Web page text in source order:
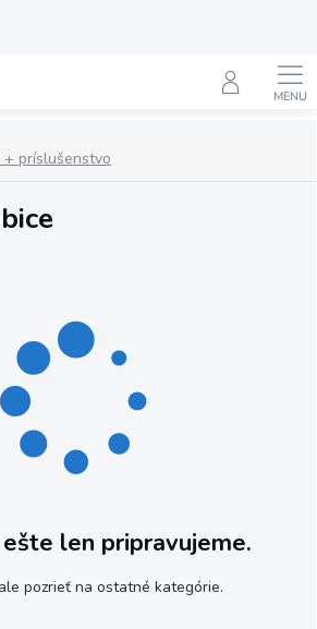
Hľadať
+ príslušenstvo
len pripravujeme.
pozrieť na ostatné kategórie.